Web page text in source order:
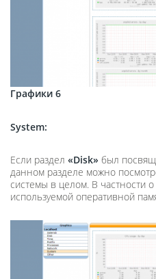
Графики 6
System:
Если раздел «Disk» был
данном разделе можно
системы в целом. В частности
используемой оперативной